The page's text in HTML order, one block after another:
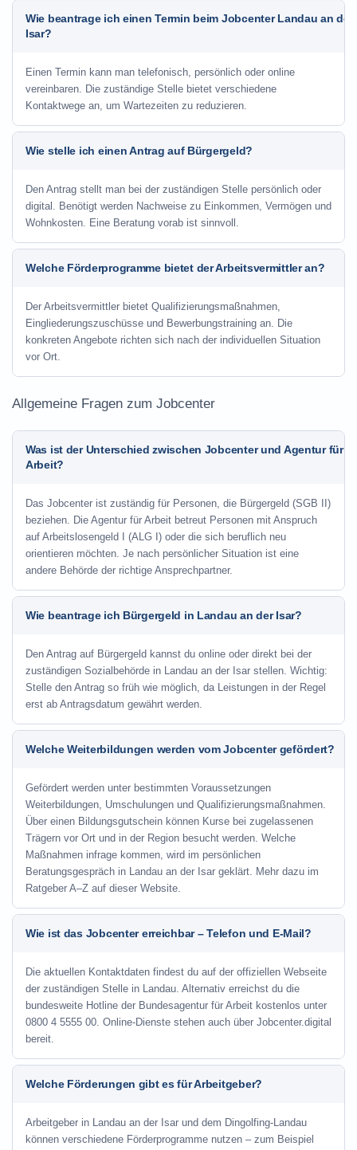
Wie beantrage ich einen Termin beim Jobcenter Landau an der
Isar?
Einen Termin kann man telefonisch, persönlich oder online
vereinbaren. Die zuständige Stelle bietet verschiedene
Kontaktwege an, um Wartezeiten zu reduzieren.
Wie stelle ich einen Antrag auf Bürgergeld?
Den Antrag stellt man bei der zuständigen Stelle persönlich oder
digital. Benötigt werden Nachweise zu Einkommen, Vermögen und
Wohnkosten. Eine Beratung vorab ist sinnvoll.
Welche Förderprogramme bietet der Arbeitsvermittler an?
Der Arbeitsvermittler bietet Qualifizierungsmaßnahmen,
Eingliederungszuschüsse und Bewerbungstraining an. Die
konkreten Angebote richten sich nach der individuellen Situation
vor Ort.
Allgemeine Fragen zum Jobcenter
Was ist der Unterschied zwischen Jobcenter und Agentur für
Arbeit?
Das Jobcenter ist zuständig für Personen, die Bürgergeld (SGB II)
beziehen. Die Agentur für Arbeit betreut Personen mit Anspruch
auf Arbeitslosengeld I (ALG I) oder die sich beruflich neu
orientieren möchten. Je nach persönlicher Situation ist eine
andere Behörde der richtige Ansprechpartner.
Wie beantrage ich Bürgergeld in Landau an der Isar?
Den Antrag auf Bürgergeld kannst du online oder direkt bei der
zuständigen Sozialbehörde in Landau an der Isar stellen. Wichtig:
Stelle den Antrag so früh wie möglich, da Leistungen in der Regel
erst ab Antragsdatum gewährt werden.
Welche Weiterbildungen werden vom Jobcenter gefördert?
Gefördert werden unter bestimmten Voraussetzungen
Weiterbildungen, Umschulungen und Qualifizierungsmaßnahmen.
Über einen Bildungsgutschein können Kurse bei zugelassenen
Trägern vor Ort und in der Region besucht werden. Welche
Maßnahmen infrage kommen, wird im persönlichen
Beratungsgespräch in Landau an der Isar geklärt. Mehr dazu im
Ratgeber A–Z auf dieser Website.
Wie ist das Jobcenter erreichbar – Telefon und E-Mail?
Die aktuellen Kontaktdaten findest du auf der offiziellen Webseite
der zuständigen Stelle in Landau. Alternativ erreichst du die
bundesweite Hotline der Bundesagentur für Arbeit kostenlos unter
0800 4 5555 00. Online-Dienste stehen auch über Jobcenter.digital
bereit.
Welche Förderungen gibt es für Arbeitgeber?
Arbeitgeber in Landau an der Isar und dem Dingolfing-Landau
können verschiedene Förderprogramme nutzen – zum Beispiel